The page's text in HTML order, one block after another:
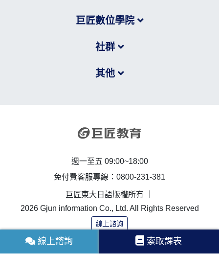
巨匠數位學院
社群
其他
週一至五 09:00~18:00
免付費客服專線：0800-231-381
巨匠東大日語版權所有 ｜
2026 Gjun information Co., Ltd. All Rights Reserved
線上諮詢
線上諮詢 索取課表